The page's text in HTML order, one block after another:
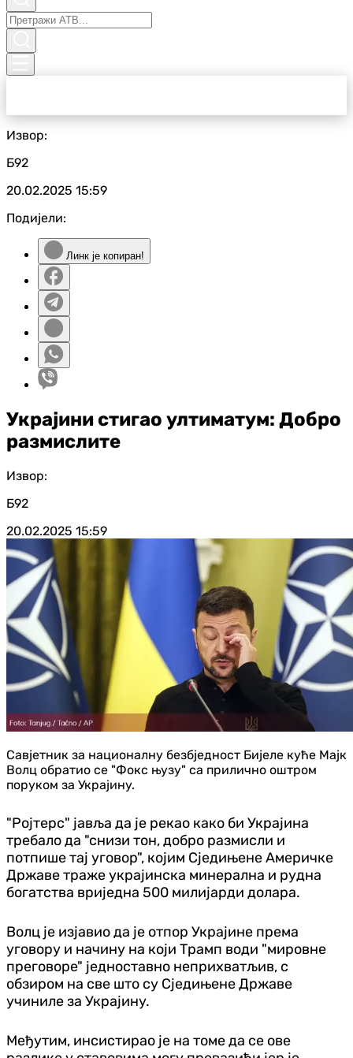
Извор:
Б92
20.02.2025 15:59
Подијели:
Линк је копиран!
Украјини стигао ултиматум: Добро
размислите
Извор:
Б92
20.02.2025 15:59
Савјетник за националну безбједност Бијеле куће Мајк
Волц обратио се "Фокс њузу" са прилично оштром
поруком за Украјину.
"Ројтерс" јавља да је рекао како би Украјина
требало да "снизи тон, добро размисли и
потпише тај уговор", којим Сједињене Америчке
Државе траже украјинска минерална и рудна
богатства вриједна 500 милијарди долара.
Волц је изјавио да је отпор Украјине према
уговору и начину на који Трамп води "мировне
преговоре" једноставно неприхватљив, с
обзиром на све што су Сједињене Државе
учиниле за Украјину.
Међутим, инсистирао је на томе да се ове